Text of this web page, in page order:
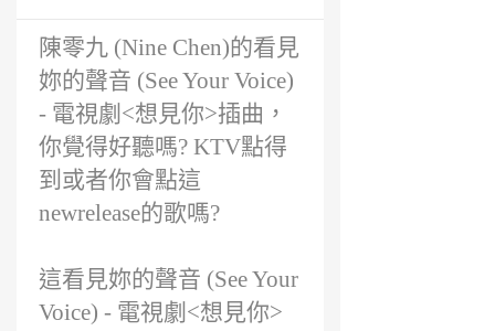
前
陳零九 (Nine Chen)的看見
妳的聲音 (See Your Voice)
- 電視劇<想見你>插曲，
你覺得好聽嗎? KTV點得
到或者你會點這
newrelease的歌嗎?
這看見妳的聲音 (See Your
Voice) - 電視劇<想見你>